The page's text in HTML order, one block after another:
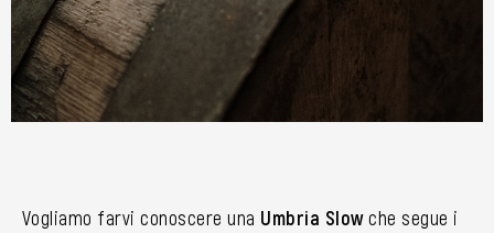
Vogliamo farvi conoscere una Umbria Slowche segue i